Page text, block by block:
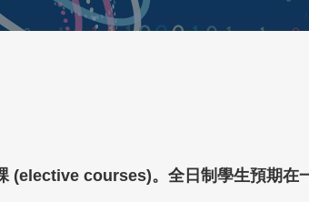
(elective courses)。全日制學生預期在